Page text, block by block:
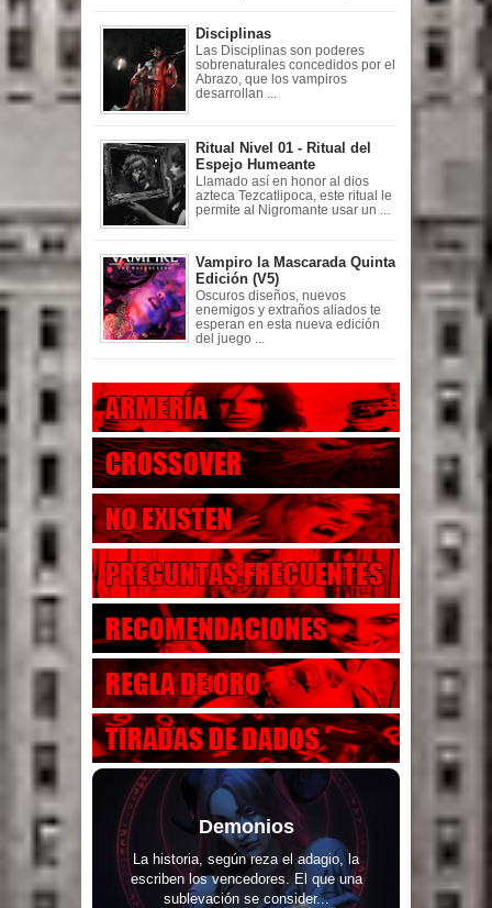
Disciplinas
Las Disciplinas son poderes
sobrenaturales concedidos por el
Abrazo, que los vampiros
desarrollan ...
Ritual Nivel 01 - Ritual del
Espejo Humeante
Llamado así en honor al dios
azteca Tezcatlipoca, este ritual le
permite al Nigromante usar un ...
Vampiro la Mascarada Quinta
Edición (V5)
Oscuros diseños, nuevos
enemigos y extraños aliados te
esperan en esta nueva edición
del juego ...
Demonios
La historia, según reza el adagio, la
escriben los vencedores. El que una
sublevación se consider...